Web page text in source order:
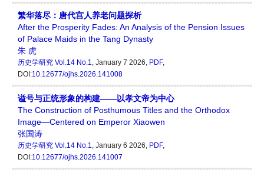
繁华落尽：唐代宫人养老问题探析
After the Prosperity Fades: An Analysis of the Pension Issues
of Palace Maids in the Tang Dynasty
朱 虎
历史学研究 Vol.14 No.1, January 7 2026, PDF,
DOI:10.12677/ojhs.2026.141008
谥号与正统形象的构建——以孝文帝为中心
The Construction of Posthumous Titles and the Orthodox
Image—Centered on Emperor Xiaowen
张国涛
历史学研究 Vol.14 No.1, January 6 2026, PDF,
DOI:10.12677/ojhs.2026.141007